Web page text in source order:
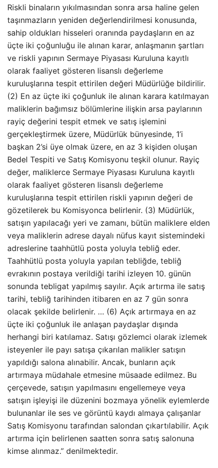
Riskli binaların yıkılmasından sonra arsa haline gelen
taşınmazların yeniden değerlendirilmesi konusunda,
sahip oldukları hisseleri oranında paydaşların en az
üçte iki çoğunluğu ile alınan karar, anlaşmanın şartları
ve riskli yapının Sermaye Piyasası Kuruluna kayıtlı
olarak faaliyet gösteren lisanslı değerleme
kuruluşlarına tespit ettirilen değeri Müdürlüğe bildirilir.
(2) En az üçte iki çoğunluk ile alınan karara katılmayan
maliklerin bağımsız bölümlerine ilişkin arsa paylarının
rayiç değerini tespit etmek ve satış işlemini
gerçekleştirmek üzere, Müdürlük bünyesinde, 1’i
başkan 2’si üye olmak üzere, en az 3 kişiden oluşan
Bedel Tespiti ve Satış Komisyonu teşkil olunur. Rayiç
değer, maliklerce Sermaye Piyasası Kuruluna kayıtlı
olarak faaliyet gösteren lisanslı değerleme
kuruluşlarına tespit ettirilen riskli yapının değeri de
gözetilerek bu Komisyonca belirlenir. (3) Müdürlük,
satışın yapılacağı yeri ve zamanı, bütün maliklere elden
veya maliklerin adrese dayalı nüfus kayıt sistemindeki
adreslerine taahhütlü posta yoluyla tebliğ eder.
Taahhütlü posta yoluyla yapılan tebliğde, tebliğ
evrakının postaya verildiği tarihi izleyen 10. günün
sonunda tebligat yapılmış sayılır. Açık artırma ile satış
tarihi, tebliğ tarihinden itibaren en az 7 gün sonra
olacak şekilde belirlenir. … (6) Açık artırmaya en az
üçte iki çoğunluk ile anlaşan paydaşlar dışında
herhangi biri katılamaz. Satışı gözlemci olarak izlemek
isteyenler ile payı satışa çıkarılan malikler satışın
yapıldığı salona alınabilir. Ancak, bunların açık
artırmaya müdahale etmesine müsaade edilmez. Bu
çerçevede, satışın yapılmasını engellemeye veya
satışın işleyişi ile düzenini bozmaya yönelik eylemlerde
bulunanlar ile ses ve görüntü kaydı almaya çalışanlar
Satış Komisyonu tarafından salondan çıkartılabilir. Açık
artırma için belirlenen saatten sonra satış salonuna
kimse alınmaz.” denilmektedir.